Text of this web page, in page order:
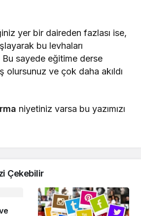
yer bir daireden fazlası ise,
bu levhaları
sayede eğitime derse
olursunuz ve çok daha akıldı
niyetiniz varsa bu yazımızı
Çekebilir